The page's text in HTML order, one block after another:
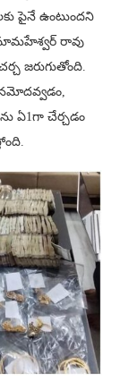
పైనే ఉంటుందని
రావు
జరుగుతోంది.
ఏ1గా చేర్చడం